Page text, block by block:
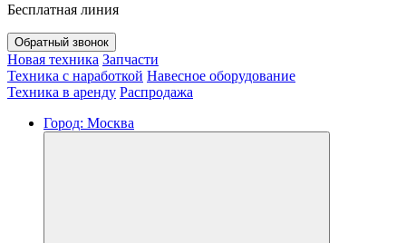
Бесплатная линия
Обратный звонок
Новая техника Запчасти
Техника с наработкой Навесное оборудование
Техника в аренду Распродажа
Город: Москва